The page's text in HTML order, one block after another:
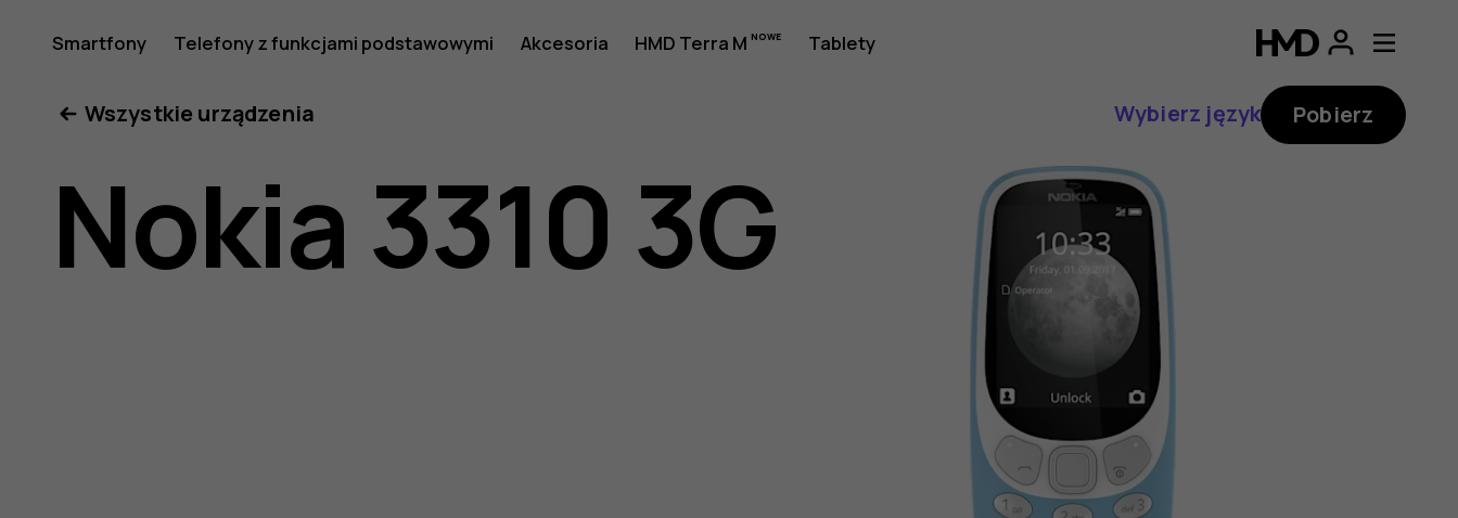
Instrukcja
obsługi
Nokia
Smartfony Telefony z funkcjami podstawowymi Akcesoria HMD Terra M Tablety
Wszystkie urządzenia Wybierz język Pobierz
Nokia 3310 3G